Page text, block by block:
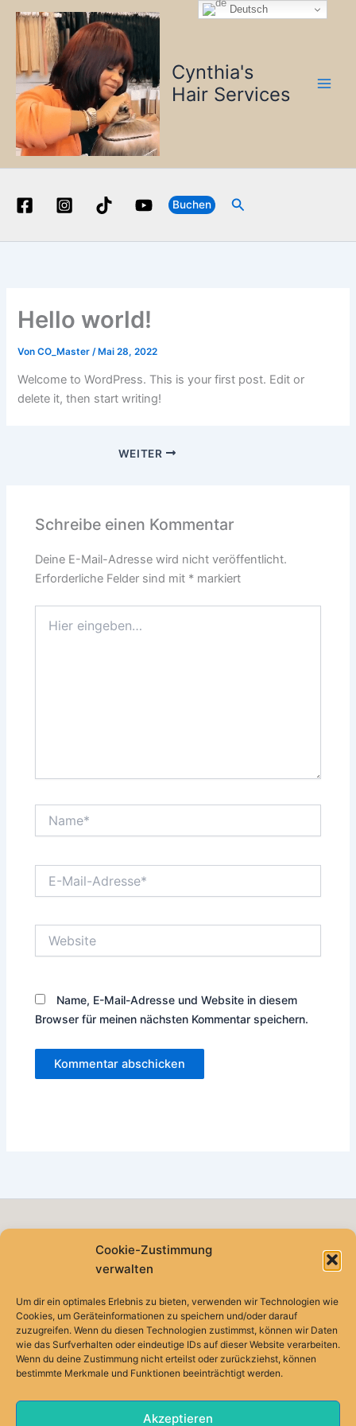
Cookie-Zustimmung
verwalten
Um dir ein optimales Erlebnis zu bieten, verwenden wir Technologien wie
Cookies, um Geräteinformationen zu speichern und/oder darauf
zuzugreifen. Wenn du diesen Technologien zustimmst, können wir Daten
wie das Surfverhalten oder eindeutige IDs auf dieser Website verarbeiten.
Wenn du deine Zustimmung nicht erteilst oder zurückziehst, können
bestimmte Merkmale und Funktionen beeinträchtigt werden.
Akzeptieren
Zum
Inhalt
springen
Cynthia's
Hair Services
Buchen Suchen
Hello world!
VonCO_Master/Mai 28, 2022
Welcome to WordPress. This is your first post. Edit or
delete it, then start writing!
WEITER
Schreibe einen Kommentar
Deine E-Mail-Adresse wird nicht veröffentlicht.
Erforderliche Felder sind mit * markiert
eingeben…
Mail-
Name, E-Mail-Adresse und Website in diesem
Browser für meinen nächsten Kommentar speichern.
Ihr Spezialist für tolles Haar
Mein Konto
Haarverlängerung, Flechtfrisuren und mehr
Beispiele
Mesh integration hair system
Cookie-Richtlinie (EU)
FAQ
Deutsch